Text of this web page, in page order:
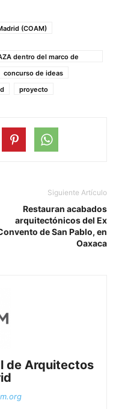
(COAM)
dentro del marco de
concurso de ideas
proyecto
Siguiente Artículo
Restauran acabados
arquitectónicos del Ex
de San Pablo, en
Oaxaca
de Arquitectos